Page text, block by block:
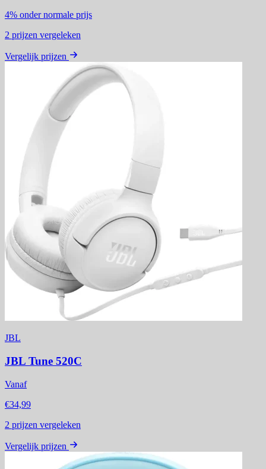
4% onder normale prijs
2 prijzen vergeleken
Vergelijk prijzen
JBL
JBL Tune 520C
Vanaf
€34,99
2 prijzen vergeleken
Vergelijk prijzen